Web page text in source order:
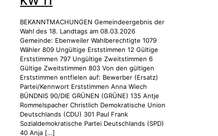
BEKANNTMACHUNGEN Gemeindeergebnis der
Wahl des 18. Landtags am 08.03.2026
Gemeinde: Ebenweiler Wahlberechtigte 1079
Wähler 809 Ungültige Erststimmen 12 Gültige
Erststimmen 797 Ungültige Zweitstimmen 6
Gültige Zweitstimmen 803 Von den gültigen
Erststimmen entfielen auf: Bewerber (Ersatz)
Partei/Kennwort Erststimmen Anna Wiech
BÜNDNIS 90/DIE GRÜNEN (GRÜNE) 135 Antje
Rommelspacher Christlich Demokratische Union
Deutschlands (CDU) 301 Paul Frank
Sozialdemokratische Partei Deutschlands (SPD)
40 Anja […]